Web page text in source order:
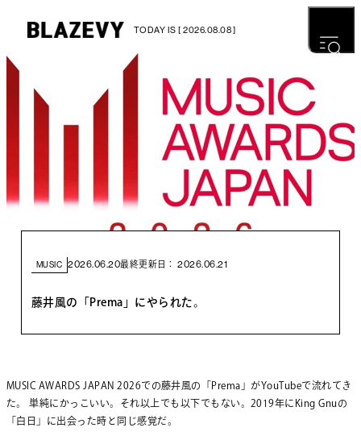
TODAY IS [ 2026.08.08 ]
MUSIC 2026.06.20最終更新日： 2026.06.21
藤井風の「Prema」にやられた。
MUSIC AWARDS JAPAN 2026での藤井風の「Prema」がYouTubeで流れてき
た。 単純にかっこいい。それ以上でも以下でもない。2019年にKing Gnuの
「白日」に出会った時と同じ感覚だ。